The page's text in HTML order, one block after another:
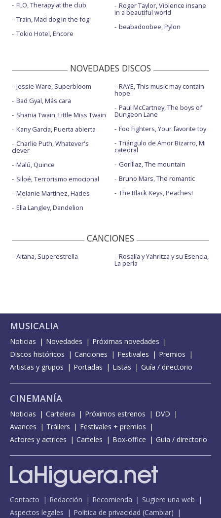
FLO, Therapy at the club
Train, Mad dog in the fog
Tokio Hotel, Encore
Roger Taylor, Violence insane
in a beautiful world
beabadoobee, Pylon
NOVEDADES DISCOS
Jessie Ware, Superbloom
Bad Gyal, Más cara
Shania Twain, Little Miss Twain
Kany García, Puerta abierta
Charlie Puth, Whatever's
clever
Malú, Quince
Siloé, Terrorismo emocional
Melanie Martinez, Hades
Ella Langley, Dandelion
RAYE, This music may contain
hope.
Paul McCartney, The boys of
Dungeon Lane
Foo Fighters, Your favorite toy
Triángulo de Amor Bizarro, Mi
catedral
Gorillaz, The mountain
Bruno Mars, The romantic
The Black Keys, Peaches!
CANCIONES
Aitana, Superestrella Rosalía y Yahritza y su Esencia,
La perla
MUSICALIA
Noticias Novedades
Próximas novedades
Discos históricos
Canciones Festivales
Premios
Artistas y grupos
Portadas Listas Guía / directorio
CINEMANÍA
Noticias Cartelera Próximos estrenos
DVD
Avances
Tráilers
Festivales + premios
Actores y actrices
Carteles Box-office Guía / directorio
Contacto Redacción Recomienda
Sugiere una web
Aspectos legales
Política de privacidad (Cambiar)